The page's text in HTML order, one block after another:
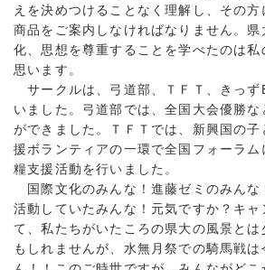
えを決めつけることなく理解し、その
商品をご案内しなければなりません。県
化、思想を尊重することを学べたのは私
思います。
サークルは、弓道部、ＴＦＴ、きっ
いました。弓道部では、全国大会優勝な
ができました。ＴＦＴでは、新興国の子
援ボランティアの一環で全国フォーラム
糧支援活動を行いました。
国際文化のみんな！進藤ゼミのみんな
活動していたみんな！元気ですか？キャ
て、私たちがいたころの県大の風景と
もしれませんが、水無月祭での騎馬戦